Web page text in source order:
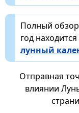
Полный
год
лунный
Отправная
влиянии